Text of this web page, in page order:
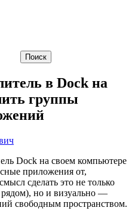
в Dock на
группы
Dock на своем компьютере
приложения от,
сделать это не только
но и визуально —
свободным пространством.